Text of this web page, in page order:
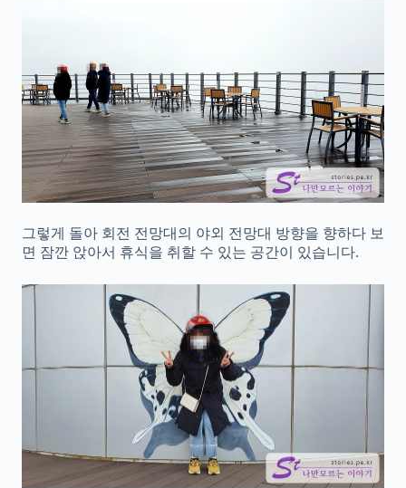
그렇게 돌아 회전 전망대의 야외 전망대 방향을 향하다 보
면 잠깐 앉아서 휴식을 취할 수 있는 공간이 있습니다.